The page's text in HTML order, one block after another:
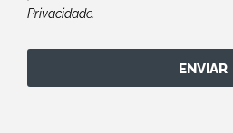
Privacidade.
ENVIAR